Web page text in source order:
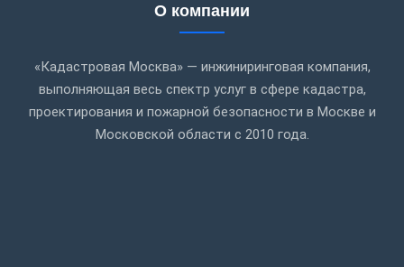
О компании
«Кадастровая Москва» — инжиниринговая компания,
выполняющая весь спектр услуг в сфере кадастра,
проектирования и пожарной безопасности в Москве и
Московской области с 2010 года.